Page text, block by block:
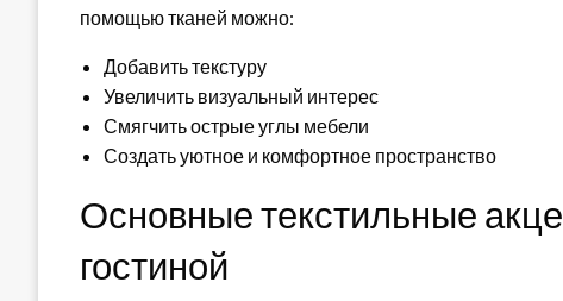
помощью тканей можно:
Добавить текстуру
Увеличить визуальный интерес
Смягчить острые углы мебели
Создать уютное и комфортное пространство
Основные текстильные
гостиной